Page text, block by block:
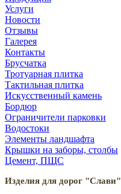
Услуги
Новости
Отзывы
Галерея
Контакты
Брусчатка
Тротуарная плитка
Тактильная плитка
Искусственный камень
Бордюр
Ограничители парковки
Водостоки
Элементы ландшафта
Крышки на заборы, столбы
Цемент, ПЩС
Изделия для дорог "Слави"